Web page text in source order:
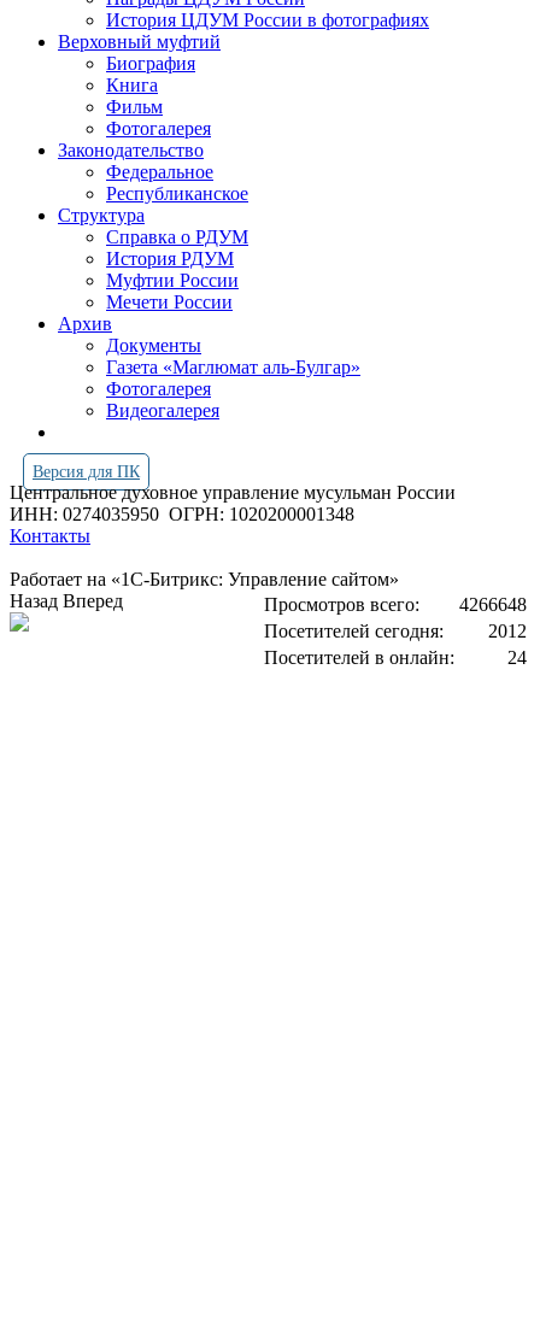
История ЦДУМ России в фотографиях
Верховный муфтий
Биография
Книга
Фильм
Фотогалерея
Законодательство
Федеральное
Республиканское
Структура
Справка о РДУМ
История РДУМ
Муфтии России
Мечети России
Архив
Документы
Газета «Маглюмат аль-Булгар»
Фотогалерея
Видеогалерея
Версия для ПК
Центральное духовное управление мусульман России
ИНН: 0274035950 ОГРН: 1020200001348
Контакты
Работает на «1С-Битрикс: Управление сайтом»
Просмотров всего:
4266648
Посетителей сегодня:
2012
Посетителей в онлайн:
24
Назад Вперед